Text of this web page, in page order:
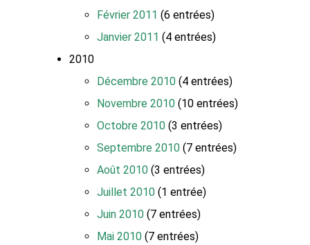
Février 2011 (6 entrées)
Janvier 2011 (4 entrées)
2010
Décembre 2010 (4 entrées)
Novembre 2010 (10 entrées)
Octobre 2010 (3 entrées)
Septembre 2010 (7 entrées)
Août 2010 (3 entrées)
Juillet 2010 (1 entrée)
Juin 2010 (7 entrées)
Mai 2010 (7 entrées)